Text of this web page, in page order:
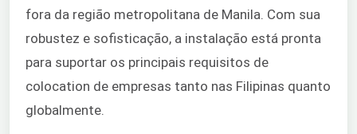
fora da região metropolitana de Manila. Com sua
robustez e sofisticação, a instalação está pronta
para suportar os principais requisitos de
colocation de empresas tanto nas Filipinas quanto
globalmente.